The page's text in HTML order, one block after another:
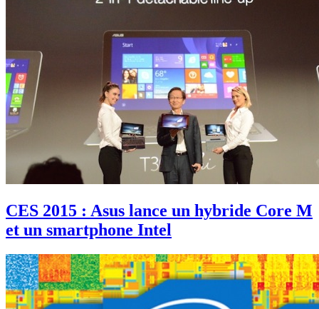
CES 2015 : Asus lance un hybride Core M
et un smartphone Intel